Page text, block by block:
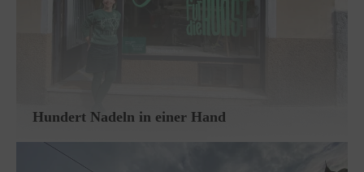
Hundert Nadeln in einer Hand